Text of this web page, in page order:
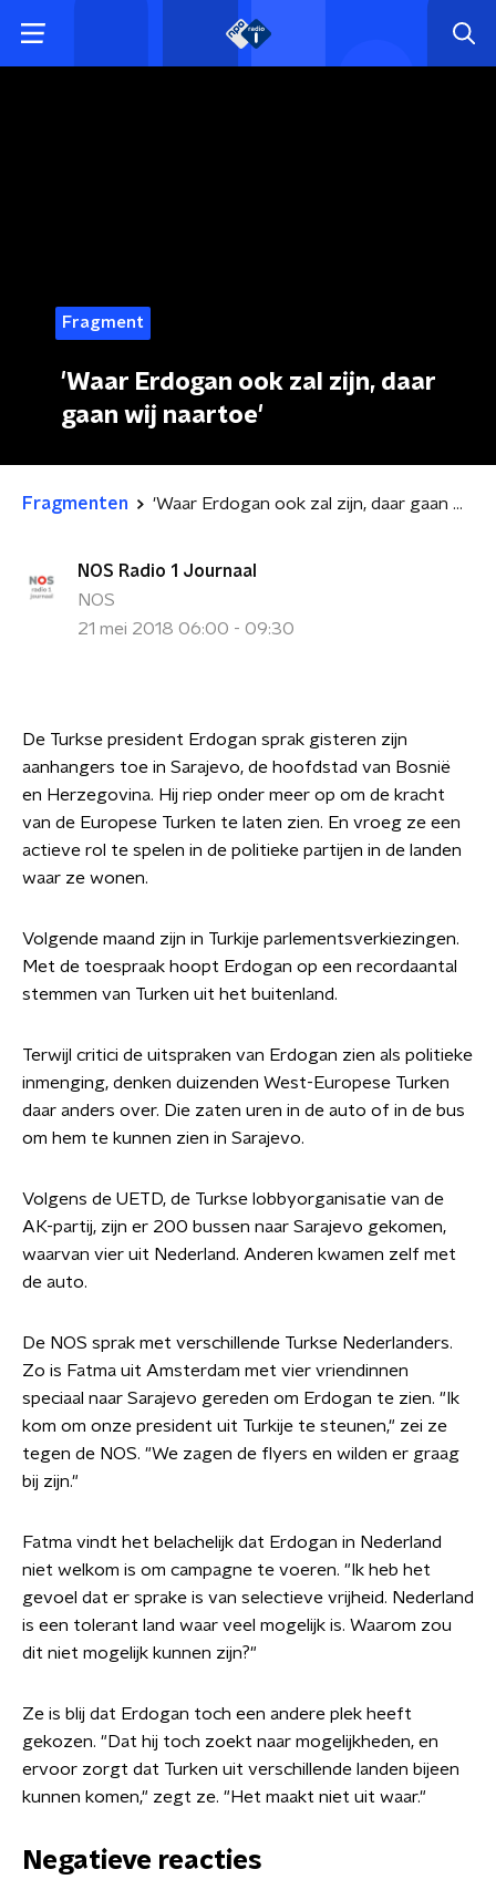
Fragment
'Waar Erdogan ook zal zijn, daar
gaan wij naartoe'
Fragmenten 'Waar Erdogan ook zal zijn, daar gaan wij naartoe'
NOS Radio 1 Journaal
NOS
21 mei 2018 06:00 - 09:30
De Turkse president Erdogan sprak gisteren zijn
aanhangers toe in Sarajevo, de hoofdstad van Bosnië
en Herzegovina. Hij riep onder meer op om de kracht
van de Europese Turken te laten zien. En vroeg ze een
actieve rol te spelen in de politieke partijen in de landen
waar ze wonen.
Volgende maand zijn in Turkije parlementsverkiezingen.
Met de toespraak hoopt Erdogan op een recordaantal
stemmen van Turken uit het buitenland.
Terwijl critici de uitspraken van Erdogan zien als politieke
inmenging, denken duizenden West-Europese Turken
daar anders over. Die zaten uren in de auto of in de bus
om hem te kunnen zien in Sarajevo.
Volgens de UETD, de Turkse lobbyorganisatie van de
AK-partij, zijn er 200 bussen naar Sarajevo gekomen,
waarvan vier uit Nederland. Anderen kwamen zelf met
de auto.
De NOS sprak met verschillende Turkse Nederlanders.
Zo is Fatma uit Amsterdam met vier vriendinnen
speciaal naar Sarajevo gereden om Erdogan te zien. "Ik
kom om onze president uit Turkije te steunen," zei ze
tegen de NOS. "We zagen de flyers en wilden er graag
bij zijn."
Fatma vindt het belachelijk dat Erdogan in Nederland
niet welkom is om campagne te voeren. "Ik heb het
gevoel dat er sprake is van selectieve vrijheid. Nederland
is een tolerant land waar veel mogelijk is. Waarom zou
dit niet mogelijk kunnen zijn?"
Ze is blij dat Erdogan toch een andere plek heeft
gekozen. "Dat hij toch zoekt naar mogelijkheden, en
ervoor zorgt dat Turken uit verschillende landen bijeen
kunnen komen," zegt ze. "Het maakt niet uit waar."
Negatieve reacties